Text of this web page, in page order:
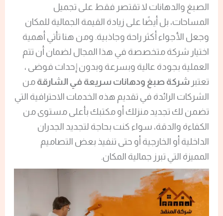
الصبغ والدهانات لا تقتصر فقط على تجميل
المساحات، بل أيضًا على زيادة القيمة الجمالية للمكان
وجعل الأجواء أكثر راحة وجاذبية. ومن هنا تأتي أهمية
اختيار شركة متخصصة في هذا المجال لضمان أن تتم
العملية بجودة عالية وبسرعة وبدون إحداث فوضى ،
تعتبرشركة صبغ ودهانات سريعة في الشارقةمن
الشركات الرائدة في تقديم هذه الخدمات الاحترافية التي
تضمن لك تجديد منزلك أو مكتبك بأعلى مستوى من
الكفاءة والدقة، سواء كنت بحاجة لتجديد الجدران
الداخلية أو الخارجية أو حتى تنفيذ بعض التصاميم
المميزة التي تبرز جمالية المكان.